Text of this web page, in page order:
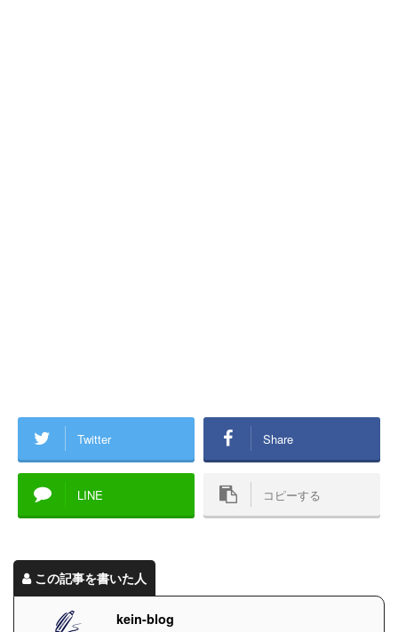
Twitter Share
LINE コピーする
この記事を書いた人
kein-blog